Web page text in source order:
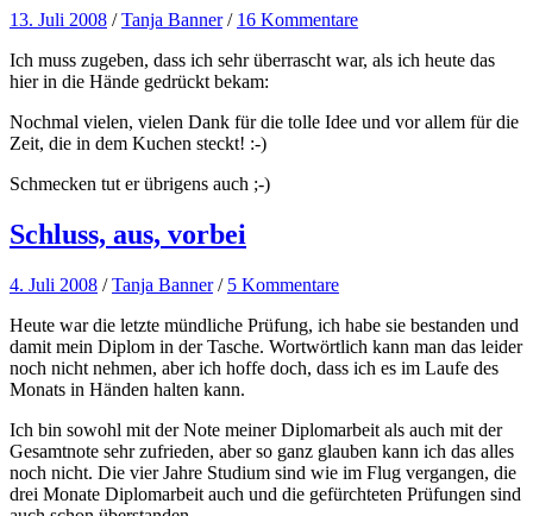
13. Juli 2008 /Tanja Banner / 16 Kommentare
Ich muss zugeben, dass ich sehr überrascht war, als ich heute das
hier in die Hände gedrückt bekam:
Nochmal vielen, vielen Dank für die tolle Idee und vor allem für die
Zeit, die in dem Kuchen steckt! :-)
Schmecken tut er übrigens auch ;-)
Schluss, aus, vorbei
4. Juli 2008 /Tanja Banner / 5 Kommentare
Heute war die letzte mündliche Prüfung, ich habe sie bestanden und
damit mein Diplom in der Tasche. Wortwörtlich kann man das leider
noch nicht nehmen, aber ich hoffe doch, dass ich es im Laufe des
Monats in Händen halten kann.
Ich bin sowohl mit der Note meiner Diplomarbeit als auch mit der
Gesamtnote sehr zufrieden, aber so ganz glauben kann ich das alles
noch nicht. Die vier Jahre Studium sind wie im Flug vergangen, die
drei Monate Diplomarbeit auch und die gefürchteten Prüfungen sind